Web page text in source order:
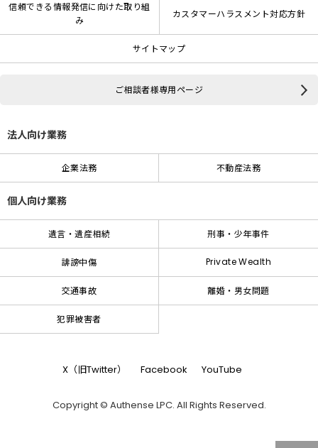
信頼できる情報発信に向けた取り組
み
カスタマーハラスメント対応方針
サイトマップ
ご相談者様専用ページ
法人向け業務
企業法務 不動産法務
個人向け業務
遺言・遺産相続 刑事・少年事件
誹謗中傷 Private Wealth
交通事故 離婚・男女問題
犯罪被害者
X（旧Twitter） Facebook YouTube
Copyright © Authense LPC. All Rights Reserved.